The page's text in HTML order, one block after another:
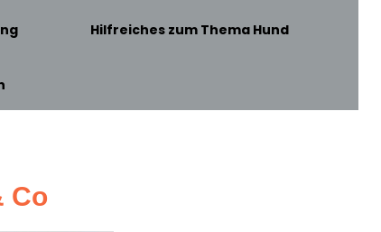
Hilfreiches zum Thema Hund
Co